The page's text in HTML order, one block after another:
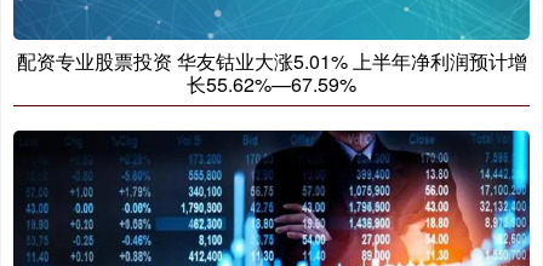
配资专业股票投资 华友钴业大涨5.01% 上半年净利润预计增
长55.62%—67.59%